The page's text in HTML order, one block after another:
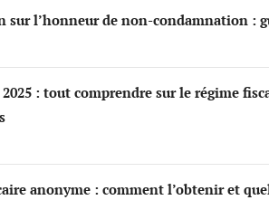
sur l’honneur de non-condamnation :
: tout comprendre sur le régime
anonyme : comment l’obtenir et